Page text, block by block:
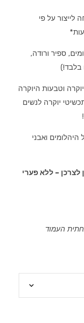
על פי
יהלומים, ספיר ורודה,
בלבד!)
וטבעות היוקרה
יוקרה לנשים
ואבני
לצרכן – ללא פערי
העמוד